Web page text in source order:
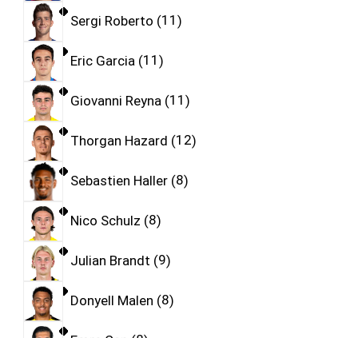
Sergi Roberto 11
Eric Garcia 11
Giovanni Reyna 11
Thorgan Hazard 12
Sebastien Haller 8
Nico Schulz 8
Julian Brandt 9
Donyell Malen 8